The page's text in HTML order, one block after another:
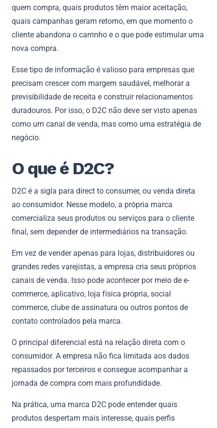
quem compra, quais produtos têm maior aceitação,
quais campanhas geram retorno, em que momento o
cliente abandona o carrinho e o que pode estimular uma
nova compra.
Esse tipo de informação é valioso para empresas que
precisam crescer com margem saudável, melhorar a
previsibilidade de receita e construir relacionamentos
duradouros. Por isso, o D2C não deve ser visto apenas
como um canal de venda, mas como uma estratégia de
negócio.
O que é D2C?
D2C é a sigla para direct to consumer, ou venda direta
ao consumidor. Nesse modelo, a própria marca
comercializa seus produtos ou serviços para o cliente
final, sem depender de intermediários na transação.
Em vez de vender apenas para lojas, distribuidores ou
grandes redes varejistas, a empresa cria seus próprios
canais de venda. Isso pode acontecer por meio de e-
commerce, aplicativo, loja física própria, social
commerce, clube de assinatura ou outros pontos de
contato controlados pela marca.
O principal diferencial está na relação direta com o
consumidor. A empresa não fica limitada aos dados
repassados por terceiros e consegue acompanhar a
jornada de compra com mais profundidade.
Na prática, uma marca D2C pode entender quais
produtos despertam mais interesse, quais perfis